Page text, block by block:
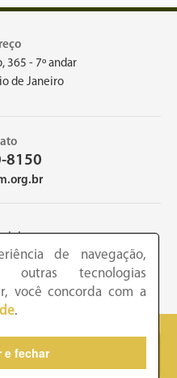
365 - 7º andar
de Janeiro
8150
- Copyright © todos os
de navegação,
outras tecnologias
você concorda com a
.
e fechar